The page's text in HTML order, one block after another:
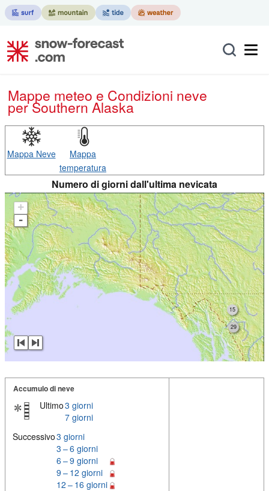
Mappe meteo e Condizioni neve
per Southern Alaska
Mappa Neve
Mappa
temperatura
Numero di giorni dall'ultima nevicata
+
-
15
29
Accumulo di neve
Ultimo3 giorni
7 giorni
Successivo3 giorni
3 – 6 giorni
6 – 9 giorni
9 – 12 giorni
12 – 16 giorni